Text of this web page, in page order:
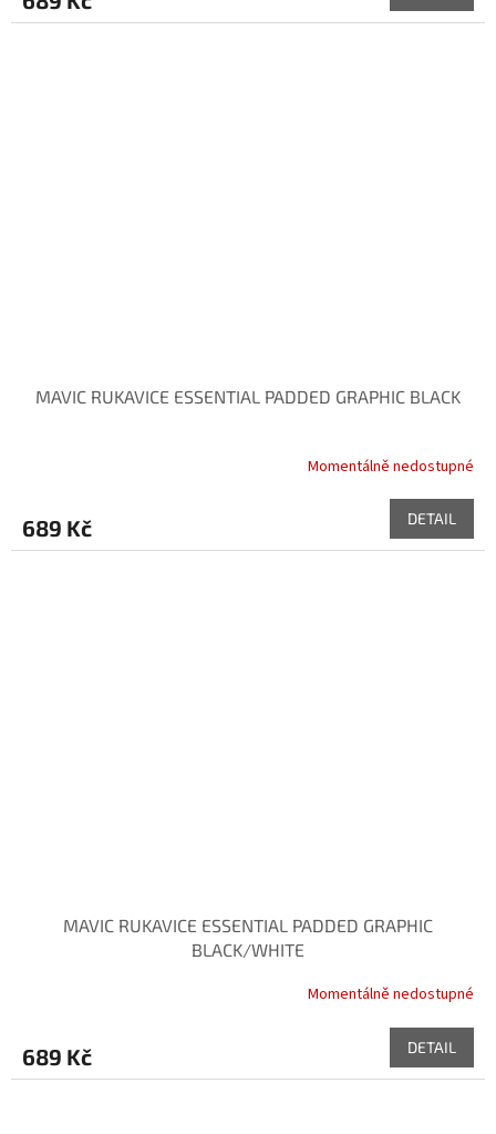
MAVIC RUKAVICE ESSENTIAL PADDED GRAPHIC BLACK
Momentálně nedostupné
689 Kč DETAIL
MAVIC RUKAVICE ESSENTIAL PADDED GRAPHIC
BLACK/WHITE
Momentálně nedostupné
689 Kč DETAIL